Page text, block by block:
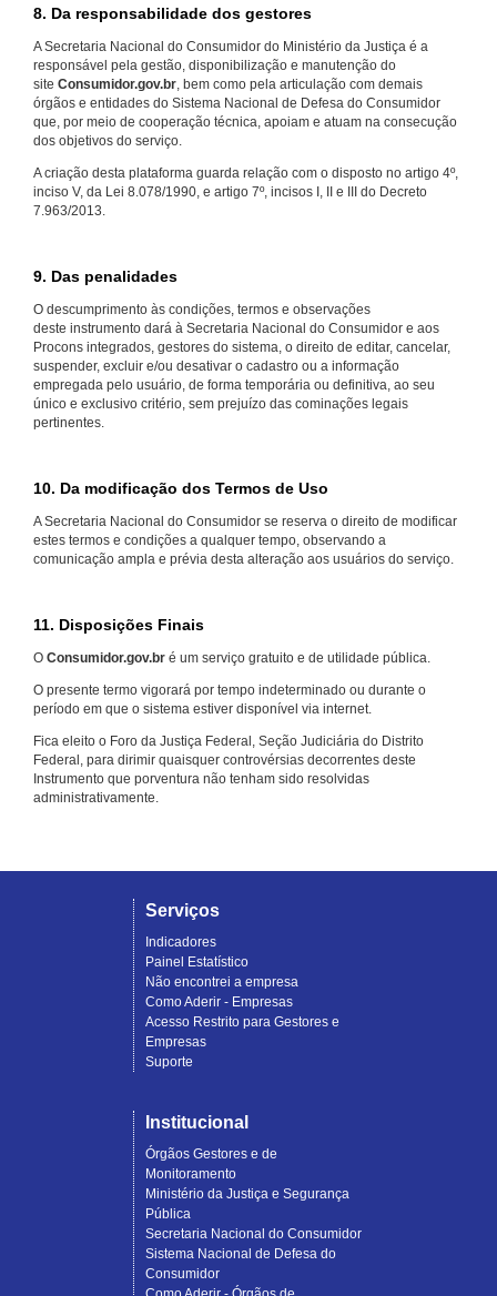
8. Da responsabilidade dos gestores
A Secretaria Nacional do Consumidor do Ministério da Justiça é a
responsável pela gestão, disponibilização e manutenção do
site Consumidor.gov.br, bem como pela articulação com demais
órgãos e entidades do Sistema Nacional de Defesa do Consumidor
que, por meio de cooperação técnica, apoiam e atuam na consecução
dos objetivos do serviço.
A criação desta plataforma guarda relação com o disposto no artigo 4º,
inciso V, da Lei 8.078/1990, e artigo 7º, incisos I, II e III do Decreto
7.963/2013.
9. Das penalidades
O descumprimento às condições, termos e observações
deste instrumento dará à Secretaria Nacional do Consumidor e aos
Procons integrados, gestores do sistema, o direito de editar, cancelar,
suspender, excluir e/ou desativar o cadastro ou a informação
empregada pelo usuário, de forma temporária ou definitiva, ao seu
único e exclusivo critério, sem prejuízo das cominações legais
pertinentes.
10. Da modificação dos Termos de Uso
A Secretaria Nacional do Consumidor se reserva o direito de modificar
estes termos e condições a qualquer tempo, observando a
comunicação ampla e prévia desta alteração aos usuários do serviço.
11. Disposições Finais
O Consumidor.gov.br é um serviço gratuito e de utilidade pública.
O presente termo vigorará por tempo indeterminado ou durante o
período em que o sistema estiver disponível via internet.
Fica eleito o Foro da Justiça Federal, Seção Judiciária do Distrito
Federal, para dirimir quaisquer controvérsias decorrentes deste
Instrumento que porventura não tenham sido resolvidas
administrativamente.
Serviços
Indicadores
Painel Estatístico
Não encontrei a empresa
Como Aderir - Empresas
Acesso Restrito para Gestores e
Empresas
Suporte
Institucional
Órgãos Gestores e de
Monitoramento
Ministério da Justiça e Segurança
Pública
Secretaria Nacional do Consumidor
Sistema Nacional de Defesa do
Consumidor